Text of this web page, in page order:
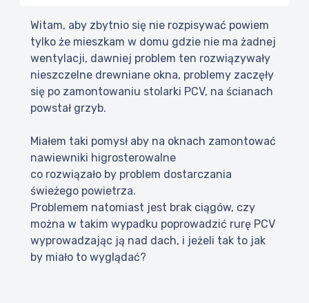
Witam, aby zbytnio się nie rozpisywać powiem
tylko że mieszkam w domu gdzie nie ma żadnej
wentylacji, dawniej problem ten rozwiązywały
nieszczelne drewniane okna, problemy zaczęły
się po zamontowaniu stolarki PCV, na ścianach
powstał grzyb.
Miałem taki pomysł aby na oknach zamontować
nawiewniki higrosterowalne
co rozwiązało by problem dostarczania
świeżego powietrza.
Problemem natomiast jest brak ciągów, czy
można w takim wypadku poprowadzić rurę PCV
wyprowadzając ją nad dach, i jeżeli tak to jak
by miało to wyglądać?